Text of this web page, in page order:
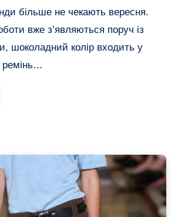
більше не чекають вересня.
вже з’являються поруч із
шоколадний колір входить у
ремінь…